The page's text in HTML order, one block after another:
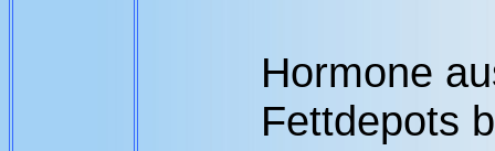
Hormone
Fettdepots